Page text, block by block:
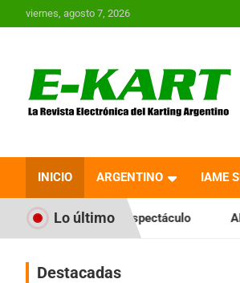
al
viernes, agosto 7, 2026
Revista
Karting en
INICIO ARGENTINO IAME
Lo últimoAKPS: Intervino la IGJ y
Destacadas